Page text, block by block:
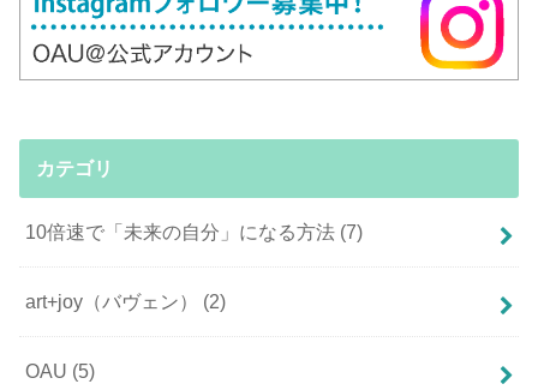
カテゴリ
10倍速で「未来の自分」になる方法 (7)
art+joy（バヴェン） (2)
OAU (5)